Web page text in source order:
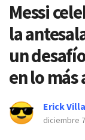
Messi
la
un
en lo más
Erick
diciembre